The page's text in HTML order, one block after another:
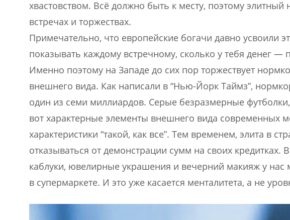
хвастовством. Всё должно быть к месту, поэтому элитный
встречах и торжествах.
Примечательно, что европейские богачи давно усвоили
показывать каждому встречному, сколько у тебя денег —
Именно поэтому на Западе до сих пор торжествует
внешнего вида. Как написали в “Нью-Йорк Таймз”,
один из семи миллиардов. Серые безразмерные
вот характерные элементы внешнего вида современных
характеристики “такой, как все”. Тем временем, элита в
отказываться от демонстрации сумм на своих
каблуки, ювелирные украшения и вечерний макияж у
в супермаркете. И это уже касается менталитета, а не